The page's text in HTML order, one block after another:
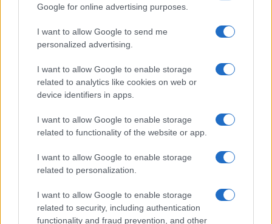
Google for online advertising purposes.
I want to allow Google to send me
personalized advertising.
I want to allow Google to enable storage
related to analytics like cookies on web or
device identifiers in apps.
I want to allow Google to enable storage
related to functionality of the website or app.
I want to allow Google to enable storage
related to personalization.
I want to allow Google to enable storage
related to security, including authentication
functionality and fraud prevention, and other
Obvestila
Izklop elektrike: 424. Nadzorništvo Vuzenica - Območje Orlice
pred 18 urami
Izklop elektrike: 421. Nadzorništvo Ravne - Območje Podkraj
pred 18 urami
Izklop elektrike: 423. Nadzorništvo Vuzenica - Območje Mute
Izklop elektrike: 422. Nadzorništvo Vuzenica - Območje
Vuhreda
Izklop elektrike: 420. Nadzorništvo Vuzenica - Območje
Spodnja Vižinga, Vas, Št. Janž nad Radljami, Suhi Vrh, Dobrava